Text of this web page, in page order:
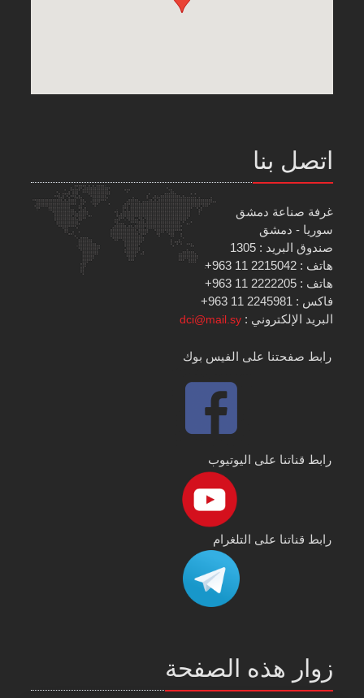
اتصل بنا
غرفة صناعة دمشق
سوريا - دمشق
صندوق البريد : 1305
هاتف : 2215042 11 963+
هاتف : 2222205 11 963+
فاكس : 2245981 11 963+
البريد الإلكتروني :dci@mail.sy
رابط صفحتنا على الفيس بوك
رابط قناتنا على اليوتيوب
رابط قناتنا على التلغرام
زوار هذه الصفحة